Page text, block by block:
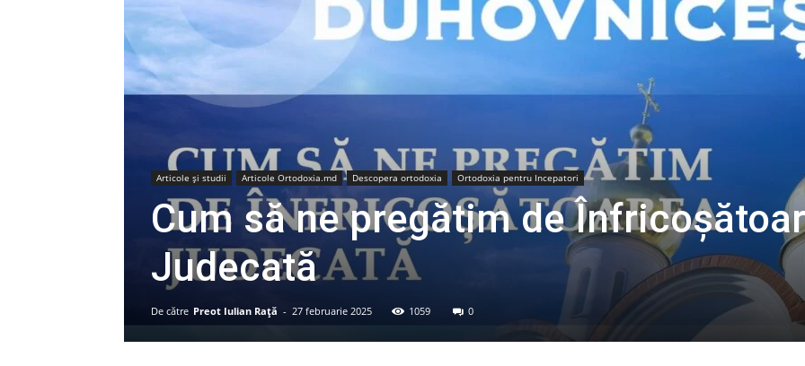
Articole şi studii Articole Ortodoxia.md Descopera ortodoxia Ortodoxia pentru Incepatori
Cum să ne pregătim de
Judecată
De către Preot Iulian Raţă - 27 februarie 2025 1059 0